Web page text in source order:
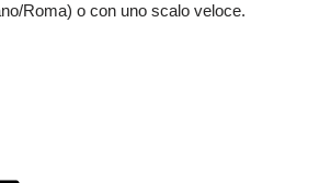
Roma) o con uno scalo veloce.